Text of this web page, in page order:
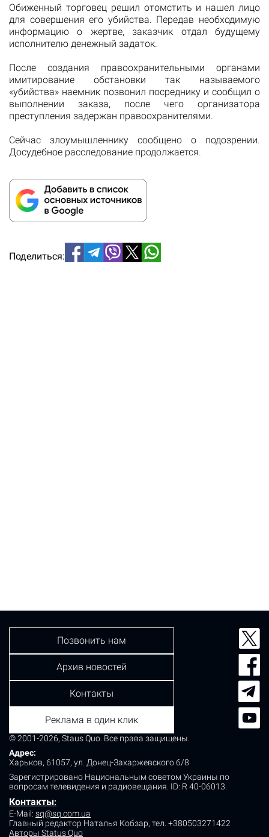
Обиженный торговец решил отомстить и нашел лицо
для совершения его убийства. Передав необходимую
информацию о жертве, заказчик отдал будущему
исполнителю денежный задаток.
После создания правоохранительными органами
имитирование обстановки так называемого
«убийства» наемник позвонил посреднику и сообщил о
выполнении заказа, после чего организатора
преступления задержан правоохранителями.
Сейчас злоумышленнику сообщено о подозрении.
Досудебное расследование продолжается.
Поделиться:
© 2001-2026, Staus Quo. Все права защищены.
Адрес:
Харьков, 61057, ул. Донец-Захаржевского 6/8
Зарегистрировано Национальным советом Украины по
вопросам телевидения и радиовещания. ID: R 40-06013.
Контакты:
E-Mail: sq@sq.com.ua
Главный редактор Наталья Кобзар, тел. +380503271422
Авторы Status Quo
Позвонить нам
Архив новостей
Контакты
Реклама в один клик